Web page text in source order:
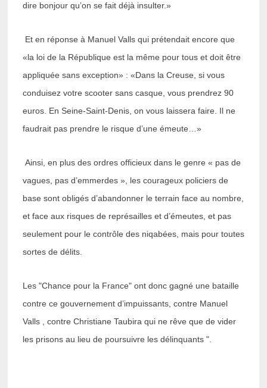
dire bonjour qu’on se fait déjà insulter.»
Et en réponse à Manuel Valls qui prétendait encore que
«la loi de la République est la même pour tous et doit être
appliquée sans exception» : «Dans la Creuse, si vous
conduisez votre scooter sans casque, vous prendrez 90
euros. En Seine-Saint-Denis, on vous laissera faire. Il ne
faudrait pas prendre le risque d’une émeute…»
Ainsi, en plus des ordres officieux dans le genre « pas de
vagues, pas d’emmerdes », les courageux policiers de
base sont obligés d’abandonner le terrain face au nombre,
et face aux risques de représailles et d’émeutes, et pas
seulement pour le contrôle des niqabées, mais pour toutes
sortes de délits.
Les "Chance pour la France" ont donc gagné une bataille
contre ce gouvernement d’impuissants, contre Manuel
Valls , contre Christiane Taubira qui ne rêve que de vider
les prisons au lieu de poursuivre les délinquants ".